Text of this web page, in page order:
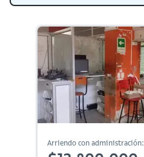
Arriendo con administración: